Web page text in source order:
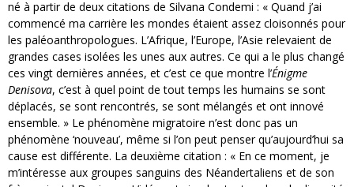
né à partir de deux citations de Silvana Condemi : « Quand j’ai
commencé ma carrière les mondes étaient assez cloisonnés pour
les paléoanthropologues. L’Afrique, l’Europe, l’Asie relevaient de
grandes cases isolées les unes aux autres. Ce qui a le plus changé
ces vingt dernières années, et c’est ce que montre l’Énigme
Denisova, c’est à quel point de tout temps les humains se sont
déplacés, se sont rencontrés, se sont mélangés et ont innové
ensemble. » Le phénomène migratoire n’est donc pas un
phénomène ‘nouveau’, même si l’on peut penser qu’aujourd’hui sa
cause est différente. La deuxième citation : « En ce moment, je
m’intéresse aux groupes sanguins des Néandertaliens et de son